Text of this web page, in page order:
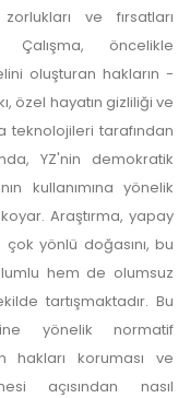
ve fırsatları
öncelikle
oluşturan hakların -
özel hayatın gizliliği ve
teknolojileri tarafından
YZ'nin demokratik
kullanımına yönelik
Araştırma, yapay
yönlü doğasını, bu
hem de olumsuz
tartışmaktadır. Bu
yönelik normatif
hakları koruması ve
açısından nasıl